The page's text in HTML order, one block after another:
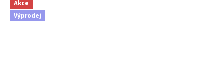
Akce
Výprodej